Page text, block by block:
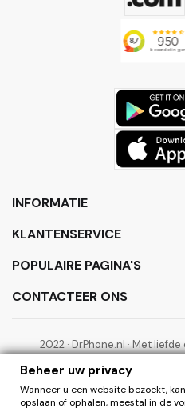
INFORMATIE
KLANTENSERVICE
POPULAIRE PAGINA'S
CONTACTEER ONS
2022 · DrPhone.nl · Met
Beheer uw privacy
Wanneer u een website bezoekt,
opslaan of ophalen, meestal in de